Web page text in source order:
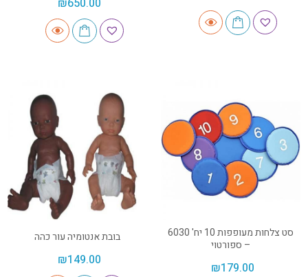
₪650.00
סט צלחות מעופפות 10 יח' 6030
– ספורטוי
₪179.00
בובת אנטומיה עור כהה
₪149.00